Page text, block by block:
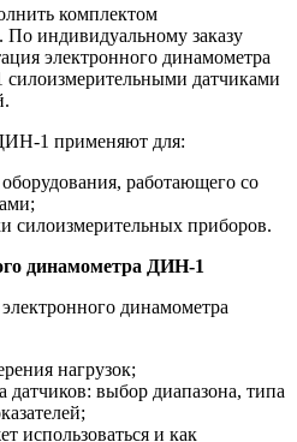
комплектом
индивидуальному заказу
электронного динамометра
датчиками
1 применяют для:
работающего со
силоизмерительных приборов.
динамометра ДИН-1
динамометра
нагрузок;
датчиков: выбор диапазона, типа
использоваться и как